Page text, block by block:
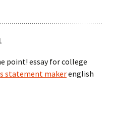
point! essay for college
statement makerenglish